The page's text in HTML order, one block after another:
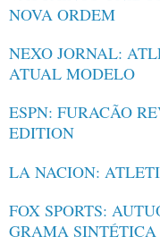
NOVA ORDEM
NEXO JORNAL:
ATUAL MODELO
ESPN: FURACÃO
EDITION
LA NACION:
FOX SPORTS:
GRAMA SINTÉTICA